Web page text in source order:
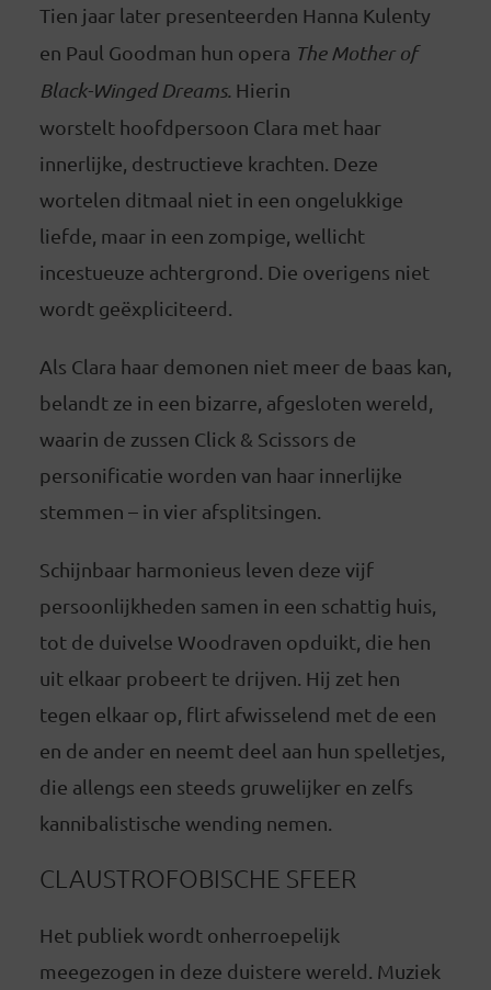
Tien jaar later presenteerden Hanna Kulenty
en Paul Goodman hun opera The Mother of
Black-Winged Dreams. Hierin
worstelt hoofdpersoon Clara met haar
innerlijke, destructieve krachten. Deze
wortelen ditmaal niet in een ongelukkige
liefde, maar in een zompige, wellicht
incestueuze achtergrond. Die overigens niet
wordt geëxpliciteerd.
Als Clara haar demonen niet meer de baas kan,
belandt ze in een bizarre, afgesloten wereld,
waarin de zussen Click & Scissors de
personificatie worden van haar innerlijke
stemmen – in vier afsplitsingen.
Schijnbaar harmonieus leven deze vijf
persoonlijkheden samen in een schattig huis,
tot de duivelse Woodraven opduikt, die hen
uit elkaar probeert te drijven. Hij zet hen
tegen elkaar op, flirt afwisselend met de een
en de ander en neemt deel aan hun spelletjes,
die allengs een steeds gruwelijker en zelfs
kannibalistische wending nemen.
CLAUSTROFOBISCHE SFEER
Het publiek wordt onherroepelijk
meegezogen in deze duistere wereld. Muziek